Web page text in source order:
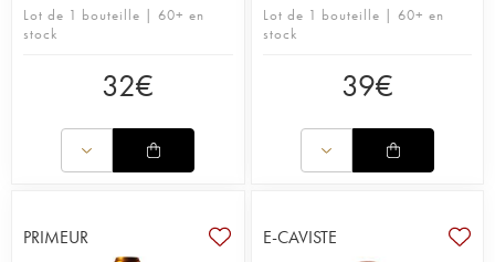
Lot de 1 bouteille | 60+ en
stock
32€
Lot de 1 bouteille | 60+ en
stock
39€
PRIMEUR E-CAVISTE